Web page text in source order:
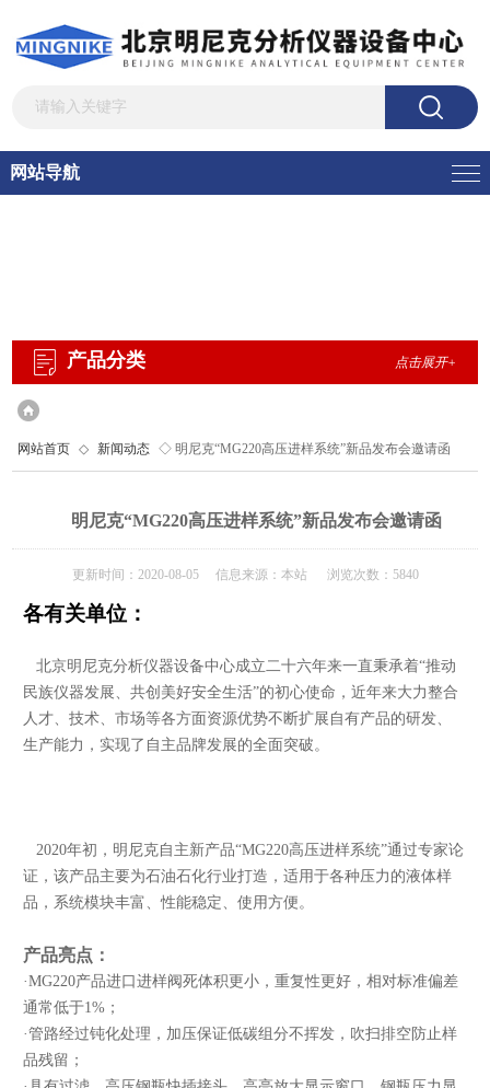
网站导航
产品分类 点击展开+
网站首页 ◇ 新闻动态 ◇ 明尼克“MG220高压进样系统”新品发布会邀请函
明尼克“MG220高压进样系统”新品发布会邀请函
更新时间：2020-08-05 信息来源：本站 浏览次数：5840
各有关单位：
北京明尼克分析仪器设备中心成立二十六年来一直秉承着“推动
民族仪器发展、共创美好安全生活”的初心使命，近年来大力整合
人才、技术、市场等各方面资源优势不断扩展自有产品的研发、
生产能力，实现了 自主品牌发展的全面突破。
2020年初 ，明尼克自主新产品“MG220高压进样系统”通过专家论
证，该产品主要为石油石化行业打造，适用于各种压力的液体样
品， 系统模块丰富、性能稳定、使用方便。
产品亮点：
·MG220产品进口进样阀死体积更小，重复性更好，相对标准偏差
通常低于1%；
·管路经过钝化处理，加压保证低碳组分不挥发，吹扫排空防止样
品残留；